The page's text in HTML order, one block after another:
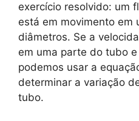
exercício resolvido: um
está em movimento em
diâmetros. Se a
em uma parte do tubo
podemos usar a
determinar a variação
tubo.